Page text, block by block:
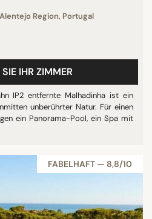
Region, Portugal
IHR ZIMMER
IP2 entfernte Malhadinha ist ein
unberührter Natur. Für einen
ein Panorama-Pool, ein Spa mit
FABELHAFT — 8,8/10